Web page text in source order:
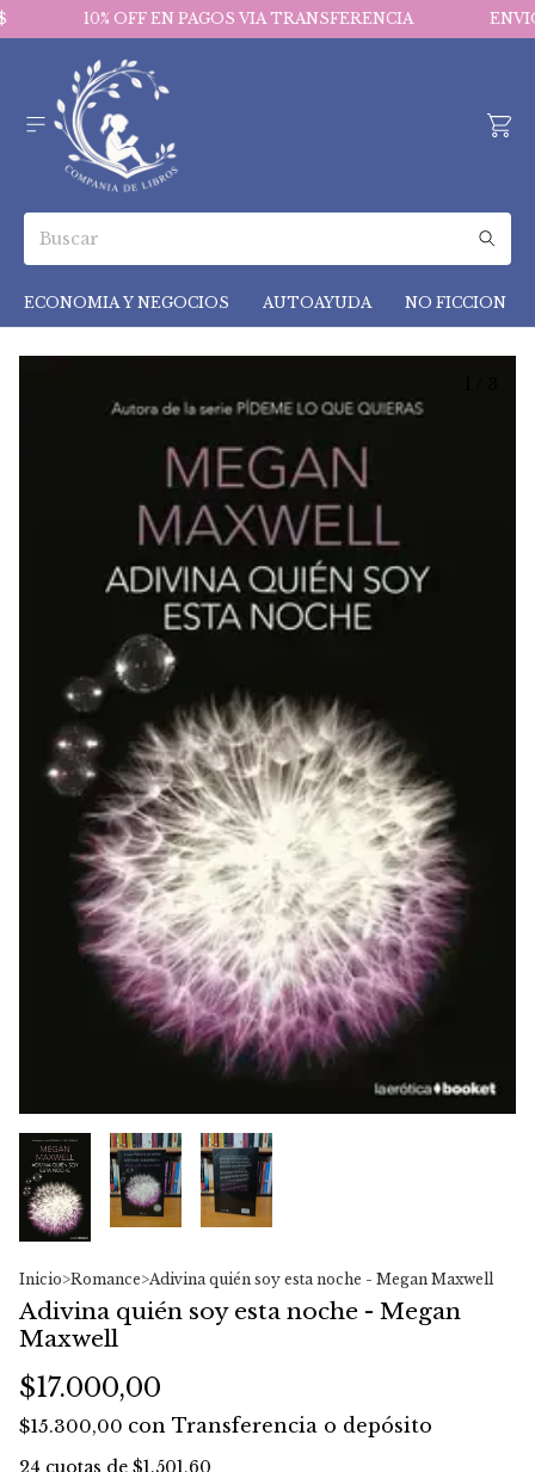
10% OFF EN PAGOS VIA TRANSFERENCIA
ECONOMIA Y NEGOCIOS AUTOAYUDA NO FICCION
Inicio>Romance>Adivina quién soy esta noche - Megan Maxwell
Adivina quién soy esta noche - Megan
Maxwell
$17.000,00
$15.300,00 con Transferencia o depósito
24 cuotas de $1.501,60